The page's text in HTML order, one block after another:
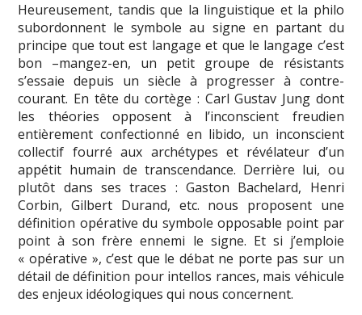
Heureusement, tandis que la linguistique et la philo
subordonnent le symbole au signe en partant du
principe que tout est langage et que le langage c’est
bon –mangez-en, un petit groupe de résistants
s’essaie depuis un siècle à progresser à contre-
courant. En tête du cortège : Carl Gustav Jung dont
les théories opposent à l’inconscient freudien
entièrement confectionné en libido, un inconscient
collectif fourré aux archétypes et révélateur d’un
appétit humain de transcendance. Derrière lui, ou
plutôt dans ses traces : Gaston Bachelard, Henri
Corbin, Gilbert Durand, etc. nous proposent une
définition opérative du symbole opposable point par
point à son frère ennemi le signe. Et si j’emploie
« opérative », c’est que le débat ne porte pas sur un
détail de définition pour intellos rances, mais véhicule
des enjeux idéologiques qui nous concernent.